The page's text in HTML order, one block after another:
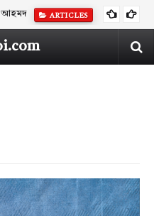
আহমদ ARTICLES